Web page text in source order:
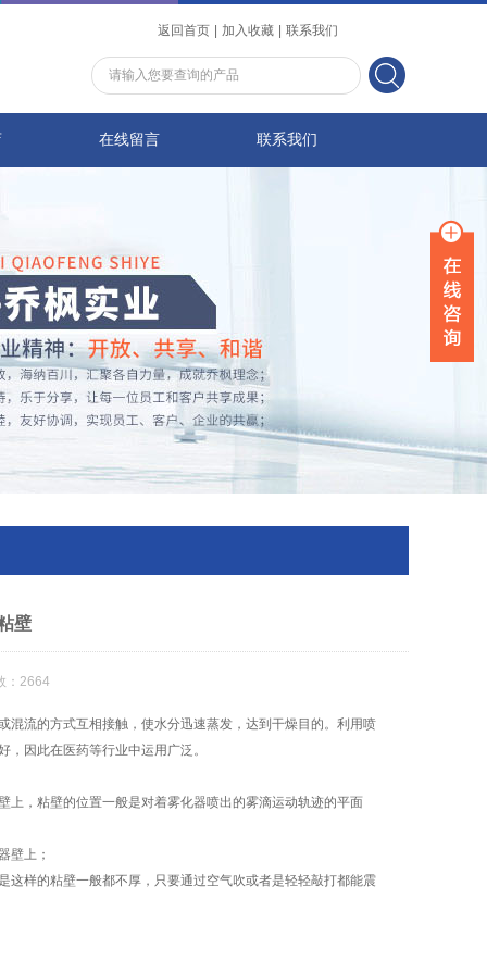
返回首页 加入收藏 联系我们
在线留言 联系我们
壁
：2664
流的方式互相接触，使水分迅速蒸发，达到干燥目的。利用喷
因此在医药等行业中运用广泛。
，粘壁的位置一般是对着雾化器喷出的雾滴运动轨迹的平面
壁上；
样的粘壁一般都不厚，只要通过空气吹或者是轻轻敲打都能震